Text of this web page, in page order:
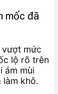
mốc đã
vượt mức
lộ rõ trên
ám mùi
làm khô.